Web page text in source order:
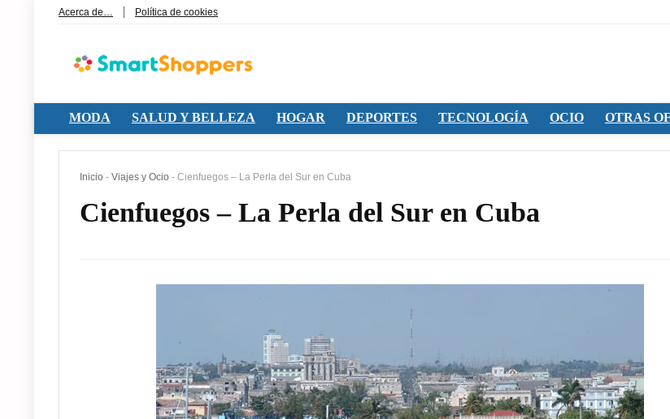
Acerca de… Política de cookies
MODA SALUD Y BELLEZA HOGAR DEPORTES TECNOLOGÍA OCIO OTRAS
Inicio - Viajes y Ocio - Cienfuegos – La Perla del Sur en Cuba
Cienfuegos – La Perla del Sur en Cuba